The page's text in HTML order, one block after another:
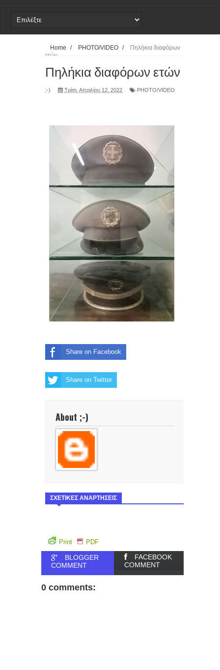
21-4-203 Εκρηκτικός Μηχανισμός
Home / PHOTO/VIDEO /
Πηλήκια διαφόρων
ετών
Πηλήκια διαφόρων ετών
;-) Τρίτη, Απριλίου 12, 2022 PHOTO/VIDEO
Share on Facebook
Share on Twitter
About ;-)
ΣΧΕΤΙΚΕΣ ΑΝΑΡΤΗΣΕΙΣ
Print PDF
BLOGGER
COMMENT
FACEBOOK
COMMENT
0 comments: